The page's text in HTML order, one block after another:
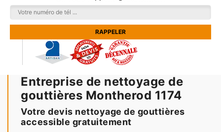
Entreprise de nettoyage de
gouttières Montherod 1174
Votre devis nettoyage de gouttières
accessible gratuitement